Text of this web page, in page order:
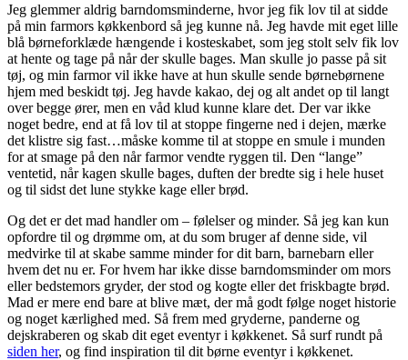
Jeg glemmer aldrig barndomsminderne, hvor jeg fik lov til at sidde
på min farmors køkkenbord så jeg kunne nå. Jeg havde mit eget lille
blå børneforklæde hængende i kosteskabet, som jeg stolt selv fik lov
at hente og tage på når der skulle bages. Man skulle jo passe på sit
tøj, og min farmor vil ikke have at hun skulle sende børnebørnene
hjem med beskidt tøj. Jeg havde kakao, dej og alt andet op til langt
over begge ører, men en våd klud kunne klare det. Der var ikke
noget bedre, end at få lov til at stoppe fingerne ned i dejen, mærke
det klistre sig fast…måske komme til at stoppe en smule i munden
for at smage på den når farmor vendte ryggen til. Den “lange”
ventetid, når kagen skulle bages, duften der bredte sig i hele huset
og til sidst det lune stykke kage eller brød.
Og det er det mad handler om – følelser og minder. Så jeg kan kun
opfordre til og drømme om, at du som bruger af denne side, vil
medvirke til at skabe samme minder for dit barn, barnebarn eller
hvem det nu er. For hvem har ikke disse barndomsminder om mors
eller bedstemors gryder, der stod og kogte eller det friskbagte brød.
Mad er mere end bare at blive mæt, der må godt følge noget historie
og noget kærlighed med. Så frem med gryderne, panderne og
dejskraberen og skab dit eget eventyr i køkkenet. Så surf rundt på
siden her, og find inspiration til dit børne eventyr i køkkenet.